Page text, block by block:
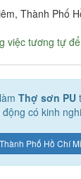
Thành Phố
việc tương tự
Thợ sơn PU
có kinh
Phố Hồ Chí